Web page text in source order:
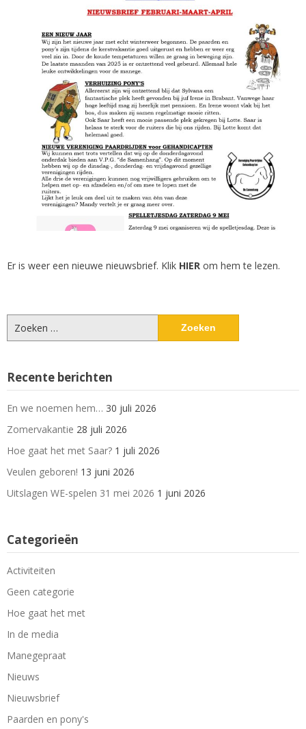
Er is weer een nieuwe nieuwsbrief. Klik HIER om hem te lezen.
Zoeken
naar:
Recente berichten
En we noemen hem… 30 juli 2026
Zomervakantie 28 juli 2026
Hoe gaat het met Saar? 1 juli 2026
Veulen geboren! 13 juni 2026
Uitslagen WE-spelen 31 mei 2026 1 juni 2026
Categorieën
Activiteiten
Geen categorie
Hoe gaat het met
In de media
Manegepraat
Nieuws
Nieuwsbrief
Paarden en pony's